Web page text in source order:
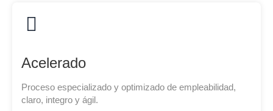
Acelerado
Proceso especializado y optimizado de empleabilidad,
claro, integro y ágil.